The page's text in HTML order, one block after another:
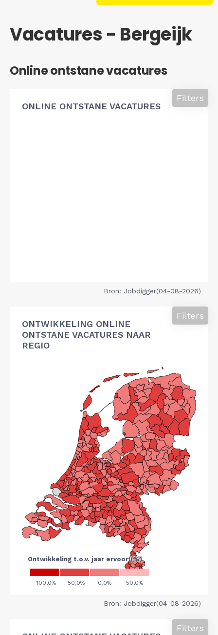
Vacatures - Bergeijk
Online ontstane vacatures
ONLINE ONTSTANE VACATURES
Filters
Bron: Jobdigger(04-08-2026)
ONTWIKKELING ONLINE
ONTSTANE VACATURES NAAR
REGIO
Filters
Bron: Jobdigger(04-08-2026)
Filters